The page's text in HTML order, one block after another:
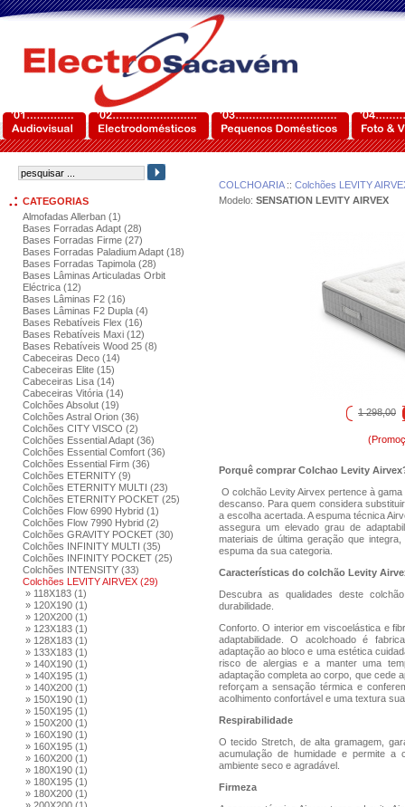
CATEGORIAS
Almofadas Allerban (1)
Bases Forradas Adapt (28)
Bases Forradas Firme (27)
Bases Forradas Paladium Adapt (18)
Bases Forradas Tapimola (28)
Bases Lâminas Articuladas Orbit
Eléctrica (12)
Bases Lâminas F2 (16)
Bases Lâminas F2 Dupla (4)
Bases Rebatíveis Flex (16)
Bases Rebatíveis Maxi (12)
Bases Rebatíveis Wood 25 (8)
Cabeceiras Deco (14)
Cabeceiras Elite (15)
Cabeceiras Lisa (14)
Cabeceiras Vitória (14)
Colchões Absolut (19)
Colchões Astral Orion (36)
Colchões CITY VISCO (2)
Colchões Essential Adapt (36)
Colchões Essential Comfort (36)
Colchões Essential Firm (36)
Colchões ETERNITY (9)
Colchões ETERNITY MULTI (23)
Colchões ETERNITY POCKET (25)
Colchões Flow 6990 Hybrid (1)
Colchões Flow 7990 Hybrid (2)
Colchões GRAVITY POCKET (30)
Colchões INFINITY MULTI (35)
Colchões INFINITY POCKET (25)
Colchões INTENSITY (33)
Colchões LEVITY AIRVEX (29)
» 118X183 (1)
» 120X190 (1)
» 120X200 (1)
» 123X183 (1)
» 128X183 (1)
» 133X183 (1)
» 140X190 (1)
» 140X195 (1)
» 140X200 (1)
» 150X190 (1)
» 150X195 (1)
» 150X200 (1)
» 160X190 (1)
» 160X195 (1)
» 160X200 (1)
» 180X190 (1)
» 180X195 (1)
» 180X200 (1)
COLCHOARIA:: Colchões LEVITY
Modelo: SENSATION LEVITY AIRVEX
1 298,00
Porquê comprar Colchao Levity
O colchão Levity Airvex pertence à
descanso. Para quem considera
a escolha acertada. A espuma técnica
assegura um elevado grau de
materiais de última geração que
espuma da sua categoria.
Características do colchão Levity
Descubra as qualidades deste
durabilidade.
Conforto. O interior em viscoelástica e
adaptabilidade. O acolchoado é
adaptação ao bloco e uma estética
risco de alergias e a manter uma
adaptação completa ao corpo, que cede
reforçam a sensação térmica e
acolhimento confortável e uma textura
Respirabilidade
O tecido Stretch, de alta gramagem,
acumulação de humidade e permite
ambiente seco e agradável.
Firmeza